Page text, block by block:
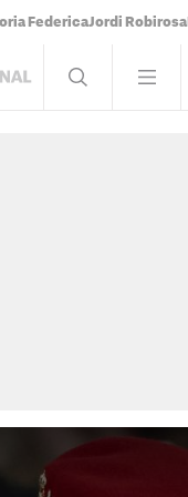
FedericaJordi Robirosa